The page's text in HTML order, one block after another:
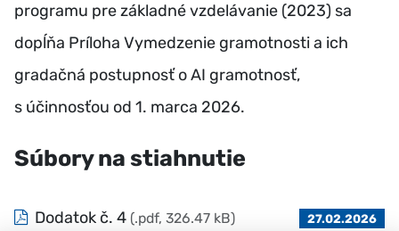
programu pre základné vzdelávanie (2023) sa
dopĺňa Príloha Vymedzenie gramotnosti a ich
gradačná postupnosť o AI gramotnosť,
s účinnosťou od 1. marca 2026.
Súbory na stiahnutie
Dodatok č. 4 (.pdf, 326.47 kB) 27.02.2026